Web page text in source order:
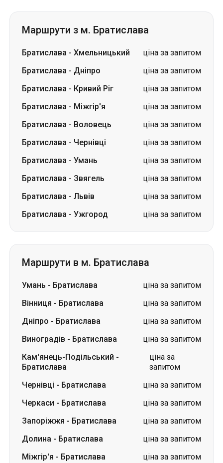
Маршрути з м. Братислава
Братислава - Хмельницький
ціна за запитом
Братислава - Дніпро
ціна за запитом
Братислава - Кривий Ріг
ціна за запитом
Братислава - Міжгір'я
ціна за запитом
Братислава - Воловець
ціна за запитом
Братислава - Чернівці
ціна за запитом
Братислава - Умань
ціна за запитом
Братислава - Звягель
ціна за запитом
Братислава - Львів
ціна за запитом
Братислава - Ужгород ціна за запитом
Маршрути в м. Братислава
Умань - Братислава
ціна за запитом
Вінниця - Братислава
ціна за запитом
Дніпро - Братислава
ціна за запитом
Виноградів - Братислава
ціна за запитом
Кам'янець-Подільський -
Братислава
ціна за
запитом
Чернівці - Братислава
ціна за запитом
Черкаси - Братислава
ціна за запитом
Запоріжжя - Братислава
ціна за запитом
Долина - Братислава
ціна за запитом
Міжгір'я - Братислава ціна за запитом